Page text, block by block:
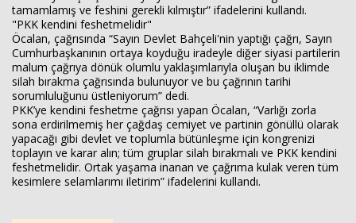
tamamlamış ve feshini gerekli kılmıştır” ifadelerini kullandı.
"PKK kendini feshetmelidir"
Öcalan, çağrısında “Sayın Devlet Bahçeli'nin yaptığı çağrı, Sayın
Cumhurbaşkanının ortaya koyduğu iradeyle diğer siyasi partilerin
malum çağrıya dönük olumlu yaklaşımlarıyla oluşan bu iklimde
silah bırakma çağrısında bulunuyor ve bu çağrının tarihi
sorumluluğunu üstleniyorum” dedi.
PKK’ye kendini feshetme çağrısı yapan Öcalan, “Varlığı zorla
sona erdirilmemiş her çağdaş cemiyet ve partinin gönüllü olarak
yapacağı gibi devlet ve toplumla bütünleşme için kongrenizi
toplayın ve karar alın; tüm gruplar silah bırakmalı ve PKK kendini
feshetmelidir. Ortak yaşama inanan ve çağrıma kulak veren tüm
kesimlere selamlarımı iletirim” ifadelerini kullandı.